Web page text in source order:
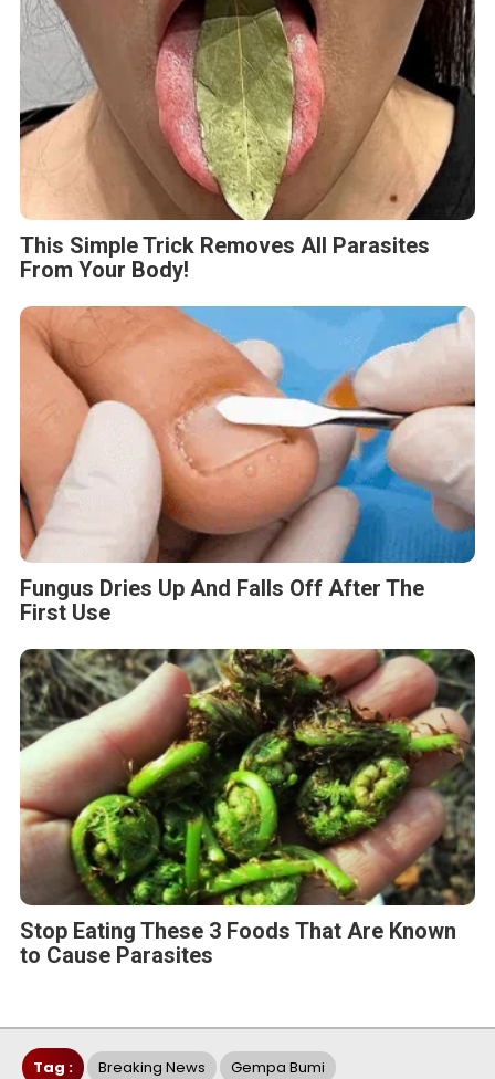
This Simple Trick Removes All Parasites
From Your Body!
Fungus Dries Up And Falls Off After The
First Use
Stop Eating These 3 Foods That Are Known
to Cause Parasites
Tag : Breaking News Gempa Bumi